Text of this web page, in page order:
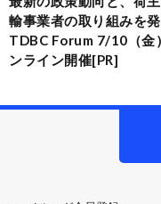
輸事業者の取り組みを発
TDBC Forum 7/10（金
ンライン開催[PR]